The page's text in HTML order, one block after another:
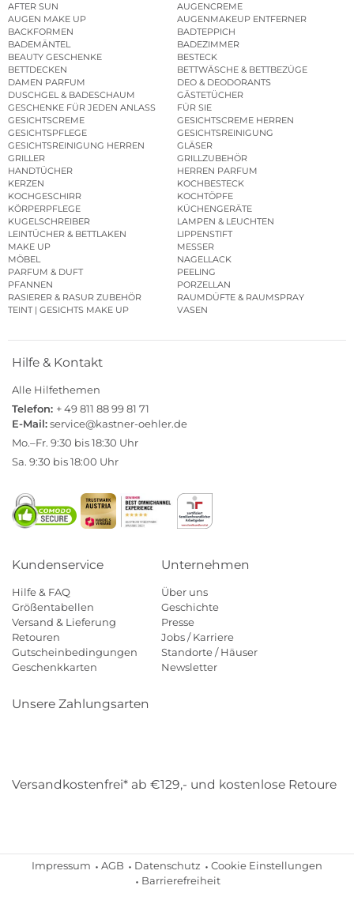
AFTER SUN
AUGENCREME
AUGEN MAKE UP
AUGENMAKEUP ENTFERNER
BACKFORMEN
BADTEPPICH
BADEMÄNTEL
BADEZIMMER
BEAUTY GESCHENKE
BESTECK
BETTDECKEN
BETTWÄSCHE & BETTBEZÜGE
DAMEN PARFUM
DEO & DEODORANTS
DUSCHGEL & BADESCHAUM
GÄSTETÜCHER
GESCHENKE FÜR JEDEN ANLASS
FÜR SIE
GESICHTSCREME
GESICHTSCREME HERREN
GESICHTSPFLEGE
GESICHTSREINIGUNG
GESICHTSREINIGUNG HERREN
GLÄSER
GRILLER
GRILLZUBEHÖR
HANDTÜCHER
HERREN PARFUM
KERZEN
KOCHBESTECK
KOCHGESCHIRR
KOCHTÖPFE
KÖRPERPFLEGE
KÜCHENGERÄTE
KUGELSCHREIBER
LAMPEN & LEUCHTEN
LEINTÜCHER & BETTLAKEN
LIPPENSTIFT
MAKE UP
MESSER
MÖBEL
NAGELLACK
PARFUM & DUFT
PEELING
PFANNEN
PORZELLAN
RASIERER & RASUR ZUBEHÖR
RAUMDÜFTE & RAUMSPRAY
TEINT | GESICHTS MAKE UP
VASEN
Hilfe & Kontakt
Alle Hilfethemen
Telefon: + 49 811 88 99 81 71
E-Mail:service@kastner-oehler.de
Mo.–Fr. 9:30 bis 18:30 Uhr
Sa. 9:30 bis 18:00 Uhr
Kundenservice
Hilfe & FAQ
Größentabellen
Versand & Lieferung
Retouren
Gutscheinbedingungen
Geschenkkarten
Unternehmen
Über uns
Geschichte
Presse
Jobs / Karriere
Standorte / Häuser
Newsletter
Unsere Zahlungsarten
Versandkostenfrei* ab €129,- und kostenlose Retoure
Impressum AGB Datenschutz
Cookie Einstellungen
Barrierefreiheit